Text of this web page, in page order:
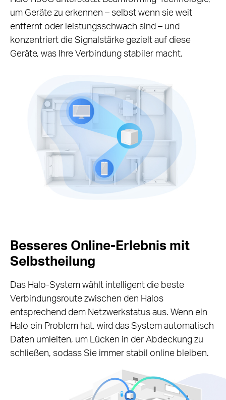
um Geräte zu erkennen – selbst wenn sie weit
entfernt oder leistungsschwach sind – und
konzentriert die Signalstärke gezielt auf diese
Geräte, was Ihre Verbindung stabiler macht.
Besseres Online-Erlebnis mit
Selbstheilung
Das Halo-System wählt intelligent die beste
Verbindungsroute zwischen den Halos
entsprechend dem Netzwerkstatus aus. Wenn ein
Halo ein Problem hat, wird das System automatisch
Daten umleiten, um Lücken in der Abdeckung zu
schließen, sodass Sie immer stabil online bleiben.